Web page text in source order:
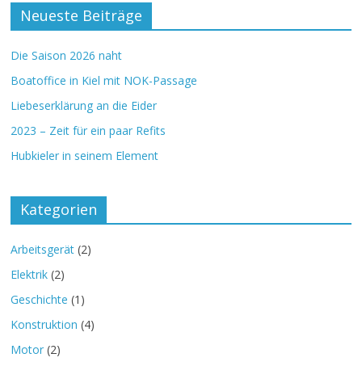
Neueste Beiträge
Die Saison 2026 naht
Boatoffice in Kiel mit NOK-Passage
Liebeserklärung an die Eider
2023 – Zeit für ein paar Refits
Hubkieler in seinem Element
Kategorien
Arbeitsgerät (2)
Elektrik (2)
Geschichte (1)
Konstruktion (4)
Motor (2)